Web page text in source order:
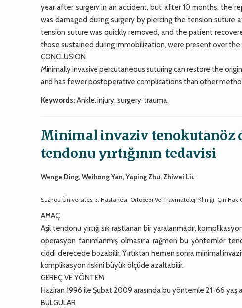
year after surgery in an accident, but after 10 months, the
was damaged during surgery by piercing the tension suture
tension suture was quickly removed, and the patient
those sustained during immobilization, were present over the
CONCLUSION
Minimally invasive percutaneous suturing can restore the
and has fewer postoperative complications than other
Keywords: Ankle, injury; surgery; trauma.
Minimal invaziv tenokutanöz
tendonu yırtığının tedavisi
Wenge Ding,Weihong Yan, Yaping Zhu, Zhiwei Liu
Suzhou Üniversitesi 3. Hastanesi, Ortopedi Ve Travmatoloji Kliniği, Çin Hak
AMAÇ
Aşil tendonu yırtığı sık rastlanan bir yaralanmadır,
operasyon tanımlanmış olmasına rağmen bu yöntemler
ciddi derecede bozabilir. Yırtıktan hemen sonra minimal
komplikasyon riskini büyük ölçüde azaltabilir.
GEREÇ VE YÖNTEM
Haziran 1996 ile Şubat 2009 arasında bu yöntemle 21-66 yaş
BULGULAR